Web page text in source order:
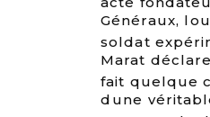
Généraux,
soldat
Marat
fait quelque
dune